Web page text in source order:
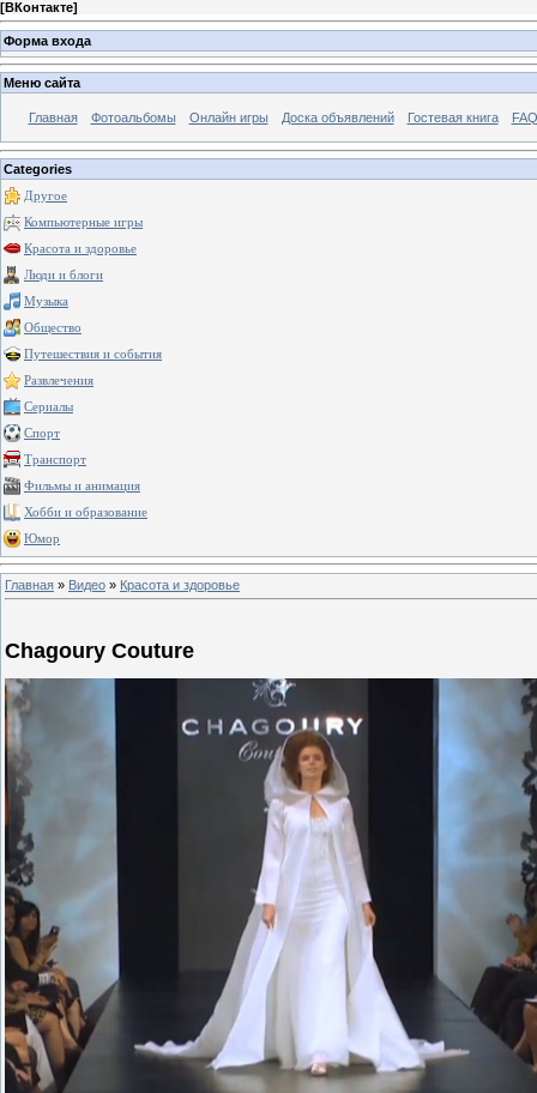
[ВКонтакте]
Форма входа
Меню сайта
Главная Фотоальбомы Онлайн игры Доска объявлений Гостевая книга
Categories
Другое
Компьютерные игры
Красота и здоровье
Люди и блоги
Музыка
Общество
Путешествия и события
Развлечения
Сериалы
Спорт
Транспорт
Фильмы и анимация
Хобби и образование
Юмор
Главная » Видео » Красота и здоровье
Chagoury Couture